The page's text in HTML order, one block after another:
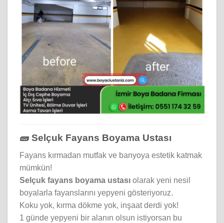
🧱 Selçuk Fayans Boyama Ustası
Fayans kırmadan mutfak ve banyoya estetik katmak
mümkün!
Selçuk fayans boyama ustası olarak yeni nesil
boyalarla fayanslarını yepyeni gösteriyoruz.
Koku yok, kırma dökme yok, inşaat derdi yok!
1 günde yepyeni bir alanın olsun istiyorsan bu